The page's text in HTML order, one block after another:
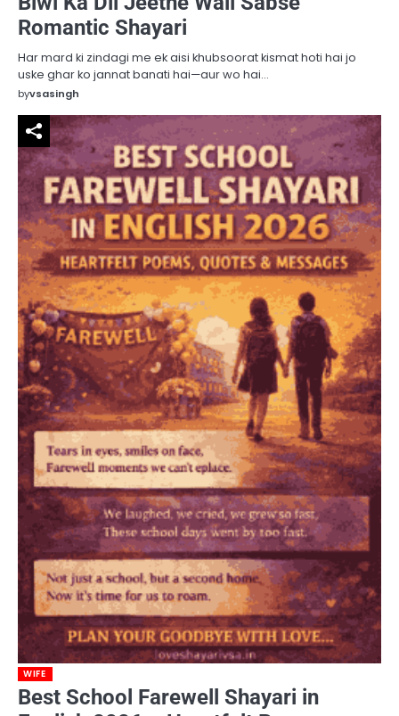
Romantic Shayari
Har mard ki zindagi me ek aisi khubsoorat kismat hoti hai jo
uske ghar ko jannat banati hai—aur wo hai…
byvsasingh
WIFE
Best School Farewell Shayari in